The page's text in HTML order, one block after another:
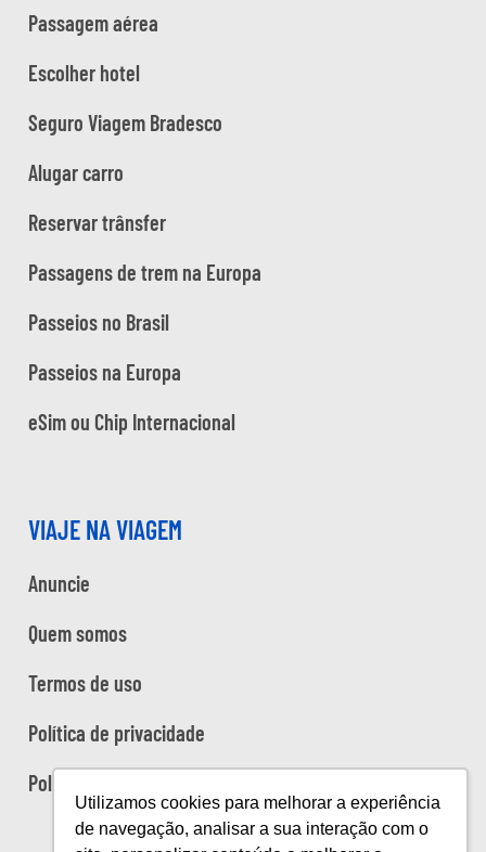
Utilizamos cookies para melhorar a experiência
de navegação, analisar a sua interação com o
Passagem aérea
Escolher hotel
Seguro Viagem Bradesco
Alugar carro
Reservar trânsfer
Passagens de trem na Europa
Passeios no Brasil
Passeios na Europa
eSim ou Chip Internacional
VIAJE NA VIAGEM
Anuncie
Quem somos
Termos de uso
Política de privacidade
Política de cookies